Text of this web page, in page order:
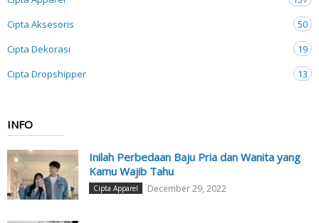
Cipta Aksesoris
50
Cipta Dekorasi
19
Cipta Dropshipper
13
INFO
Inilah Perbedaan Baju Pria dan Wanita yang
Kamu Wajib Tahu
Cipta Apparel December 29, 2022